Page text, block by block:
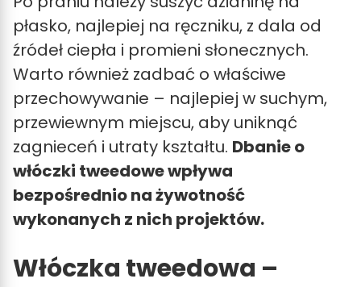
płasko, najlepiej na ręczniku, z dala od
źródeł ciepła i promieni słonecznych.
Warto również zadbać o właściwe
przechowywanie – najlepiej w suchym,
przewiewnym miejscu, aby uniknąć
zagnieceń i utraty kształtu. Dbanie o
włóczki tweedowe wpływa
bezpośrednio na żywotność
wykonanych z nich projektów.
Włóczka tweedowa –